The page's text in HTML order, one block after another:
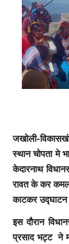
जखोली-
स्थान चोपता मे
केदारनाथ
रावत के कर
काटकर उद्घाटन
इस दौरान
प्रसाद भट्ट ने